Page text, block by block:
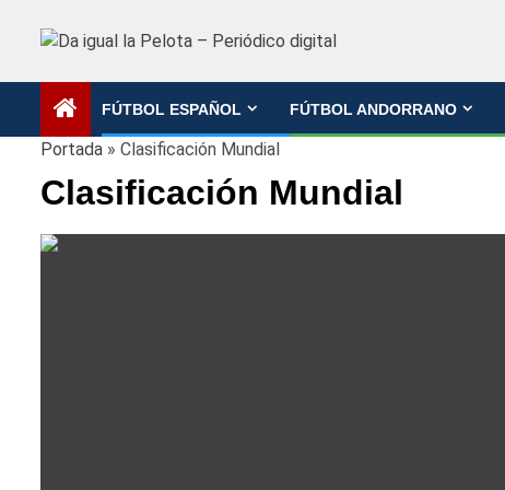
FÚTBOL ESPAÑOL FÚTBOL ANDORRANO
Portada » Clasificación Mundial
Clasificación Mundial